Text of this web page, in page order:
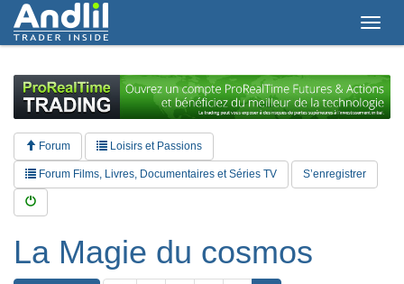
T
g
l
e
n
g
Forum Loisirs et Passions
Forum Films, Livres, Documentaires et Séries TV S’enregistrer
La Magie du cosmos